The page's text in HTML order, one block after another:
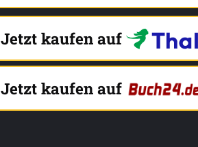
Jetzt kaufen auf
Jetzt kaufen auf